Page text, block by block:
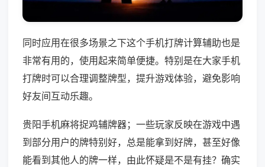
同时应用在很多场景之下这个手机打牌计算辅助也是
非常有用的，使用起来简单便捷。特别是在大家手机
打牌时可以合理调整牌型，提升游戏体验，避免影响
好友间互动乐趣。
贵阳手机麻将捉鸡辅牌器；一些玩家反映在游戏中遇
到部分用户的牌特别好，总是能拿到好牌，甚至好像
能看到其他人的牌一样，由此怀疑是不是有挂？确实